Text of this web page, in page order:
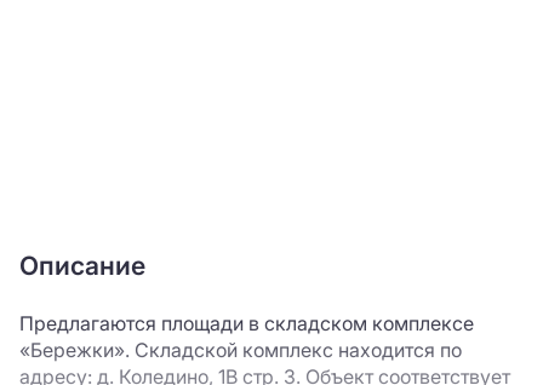
Описание
Предлагаются площади в складском комплексе
«Бережки». Складской комплекс находится по
адресу: д. Коледино, 1В стр. 3. Объект соответствует